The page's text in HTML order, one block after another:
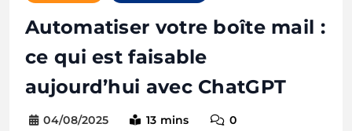
Automatiser votre boîte mail :
ce qui est faisable
aujourd’hui avec ChatGPT
04/08/2025 13 mins 0